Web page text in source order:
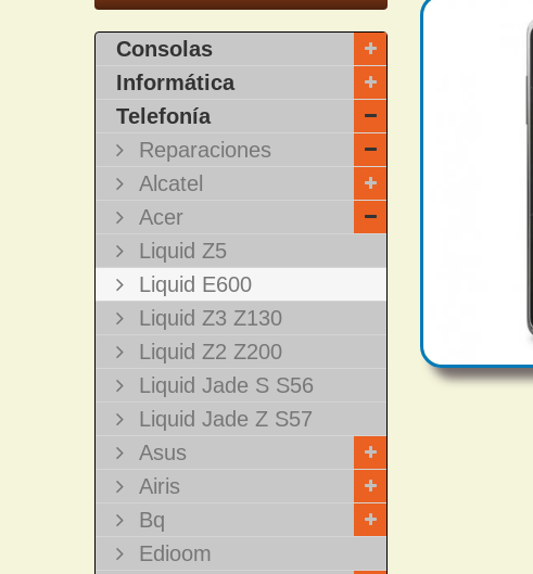
Consolas
Informática
Telefonía
Reparaciones
Alcatel
Acer
Liquid Z5
Liquid E600
Liquid Z3 Z130
Liquid Z2 Z200
Liquid Jade S S56
Liquid Jade Z S57
Asus
Airis
Bq
Edioom